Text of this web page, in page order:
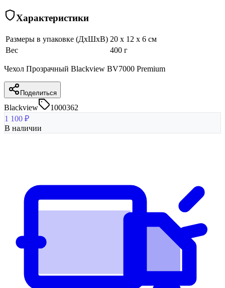
Характеристики
Размеры в упаковке (ДхШхВ) 20 x 12 x 6 см
Вес
400 г
Чехол Прозрачный Blackview BV7000 Premium
Поделиться
Blackview
1000362
1 100 ₽
В наличии